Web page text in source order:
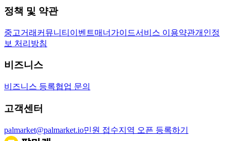
정책 및 약관
중고거래 커뮤니티 이벤트매너가이드서비스 이용약관개인정
보 처리방침
비즈니스
비즈니스 등록협업 문의
고객센터
palmarket@palmarket.io민원 접수지역 오픈 등록하기